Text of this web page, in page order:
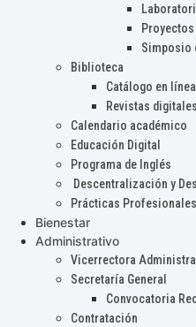
Simposio
Biblioteca
Catálogo en línea
Revistas digitales
Calendario académico
Educación Digital
Programa de Inglés
Descentralización y
Prácticas Profesionales
Bienestar
Administrativo
Vicerrectora
Secretaría General
Convocatoria
Contratación